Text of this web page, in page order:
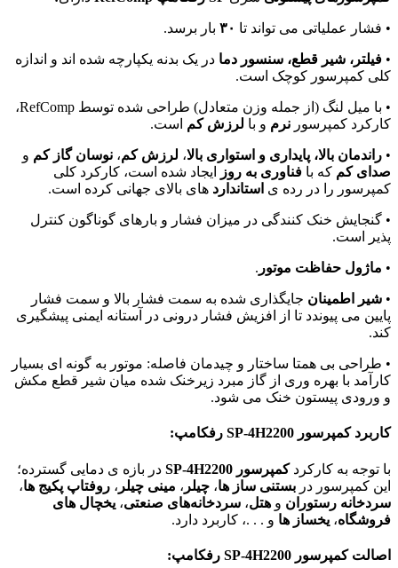
• فشار عملیاتی می تواند تا ۳۰ بار برسد.
• فیلتر، شیر قطع، سنسور دما در یک بدنه یکپارچه شده اند و اندازه
کلی کمپرسور کوچک است.
• با میل لنگ (از جمله وزن متعادل) طراحی شده توسط RefComp،
کارکرد کمپرسور نرم و با لرزش کم است.
• راندمان بالا، پایداری و استواری بالا، لرزش کم، نوسان گاز کم و
صدای کم که با فناوری به روز
ایجاد شده است، کارکرد کلی
کمپرسور را در رده ی استاندارد های بالای جهانی کرده است.
• گنجایش خنک کنندگی در میزان فشار و بارهای گوناگون کنترل
پذیر است.
• ماژول حفاظت موتور .
• شیر اطمینان جایگذاری شده به سمت فشار بالا و سمت فشار
پایین می پیوندد تا از افزیش فشار درونی در آستانه ایمنی پیشگیری
کند.
• طراحی بی همتا ساختار و چیدمان فاصله: موتور به گونه ای بسیار
کارآمد با بهره وری از گاز مبرد زیرخنک شده میان شیر قطع مکش
و ورودی پیستون خنک می شود.
کاربرد کمپرسور SP-4H2200 رفکامپ:
با توجه به کارکردکمپرسور SP-4H2200
در بازه ی دمایی گسترده؛
این کمپرسور در بستنی ساز ها، چیلر ، مینی چیلر ، روفتاپ پکیج ها،
سردخانه رستوران و هتل، سردخانه‌های صنعتی، یخچال های
فروشگاه، یخساز ها و . . .، کاربرد دارد.
اصالت کمپرسور SP-4H2200 رفکامپ: